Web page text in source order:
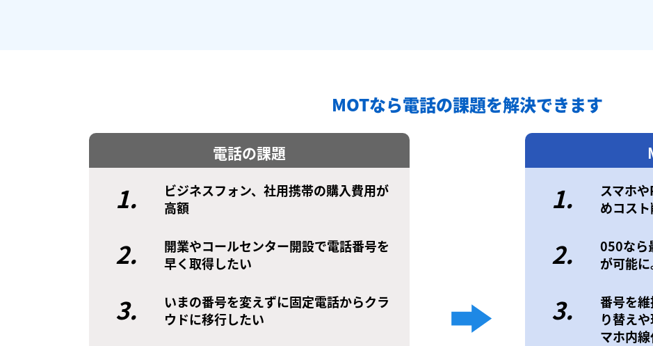
MOTなら電話の課題を解決できます
電話の課題
1.
ビジネスフォン、社用携帯の購入費用が
高額
2.
開業やコールセンター開設で電話番号を
早く取得したい
3.
いまの番号を変えずに固定電話からクラ
ウドに移行したい
1.
スマホ
めコス
2.
050なら
が可能
3.
番号を
り替え
マホ内